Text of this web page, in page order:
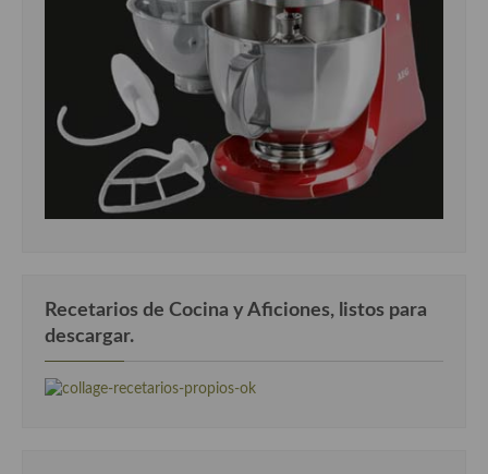
Recetarios de Cocina y Aficiones, listos para
descargar.